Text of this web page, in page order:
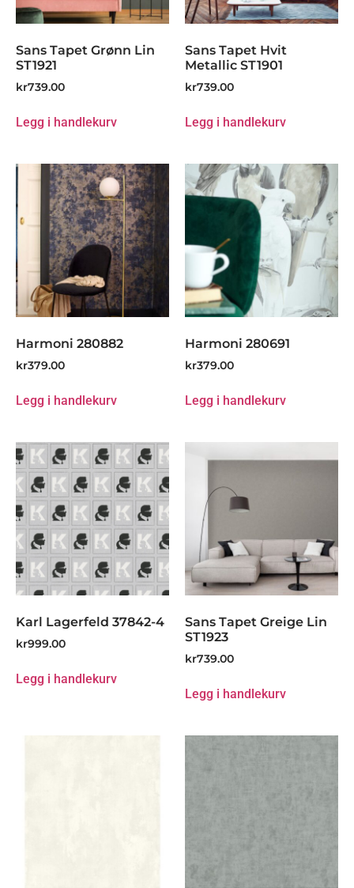
Sans Tapet Grønn Lin
ST1921
kr739.00
Legg i handlekurv
Sans Tapet Hvit
Metallic ST1901
kr739.00
Legg i handlekurv
Harmoni 280882
kr379.00
Legg i handlekurv
Harmoni 280691
kr379.00
Legg i handlekurv
Karl Lagerfeld 37842-4
kr999.00
Legg i handlekurv
Sans Tapet Greige Lin
ST1923
kr739.00
Legg i handlekurv